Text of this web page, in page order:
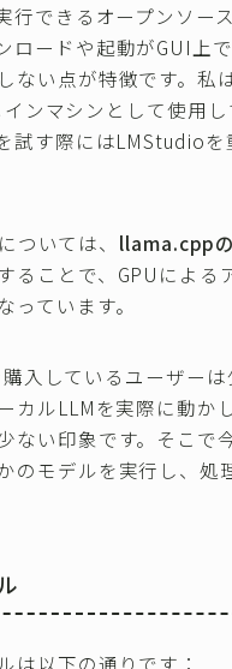
行できるオープンソー
ロードや起動がGUI上
ない点が特徴です。私
ンマシンとして使用し
試す際にはLMStudioを
ついては、 llama.cpp
ることで、GPUによる
っています。
入しているユーザーは
カルLLMを実際に動か
ない印象です。そこで
のモデルを実行し、処
は以下の通りです：